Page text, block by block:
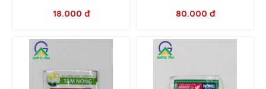
18.000 đ 80.000 đ